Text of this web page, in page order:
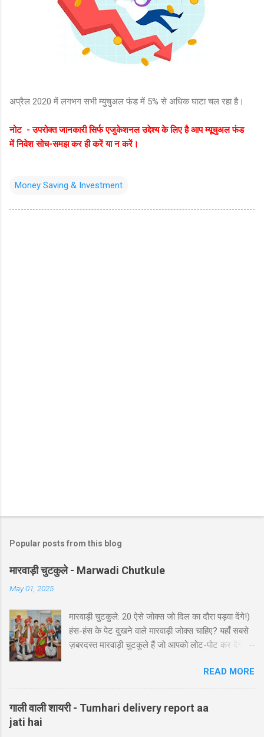
अप्रैल 2020 में लगभग सभीम्युचुअल फंड में 5% से अधिक घाटा चल रहा है।
नोट - उपरोक्त जानकारी सिर्फ एजुकेशनल उद्देश्य के लिए है आपम्यूचुअल फंड
मेंनिवेश सोच-समझ कर ही करें या न करें।
Money Saving & Investment
Popular posts from this blog
मारवाड़ी चुटकुले - Marwadi Chutkule
May 01, 2025
मारवाड़ी चुटकुले: 20 ऐसे जोक्स जो दिल का दौरा पड़वा देंगे!)
हंस-हंस के पेट दुखने वाले मारवाड़ी जोक्स चाहिए? यहाँ सबसे
ज़बरदस्त मारवाड़ी चुटकुले हैं जो आपको लोट-पोट कर देंगे! ⚡
पढ़ते ही हंसी नहीं रोक पाएंगे आप! 🤪 😂 मारवाड़ी हंसी के
धमाकेदार जोक्स 💥 "एक मारवाड़ी ने अपनी बीवी को गिफ्ट में
डायमंड रिंग दी। बीवी खुश होकर बोली: 'ये तो असली लगती
है!' मारवाड़ी: 'हां प्रिये, बिल्कुल असली... दुकानदार ने मुझे
READ MORE
गाली वाली शायरी - Tumhari delivery report aa
jati hai